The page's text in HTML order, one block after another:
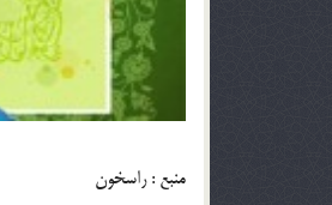
منبع : راسخون